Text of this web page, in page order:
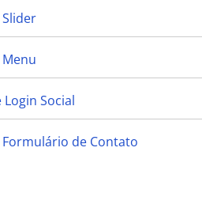
Social
Formulário de Contato